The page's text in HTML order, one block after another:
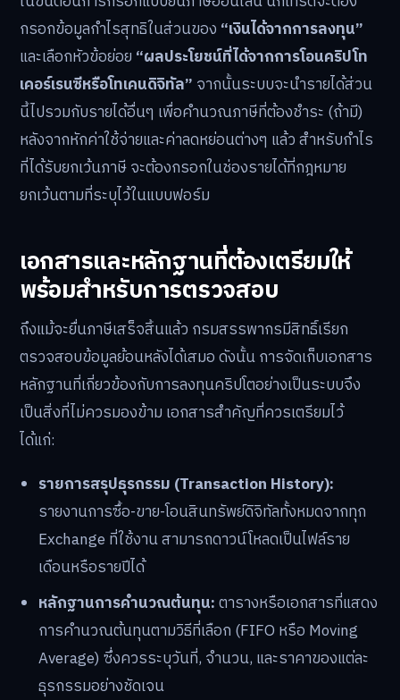
กรอกข้อมูลกำไรสุทธิในส่วนของ “เงินได้จากการลงทุน”
และเลือกหัวข้อย่อย “ผลประโยชน์ที่ได้จากการโอนคริปโท
เคอร์เรนซีหรือโทเคนดิจิทัล” จากนั้นระบบจะนำรายได้ส่วน
นี้ไปรวมกับรายได้อื่นๆ เพื่อคำนวณภาษีที่ต้องชำระ (ถ้ามี)
หลังจากหักค่าใช้จ่ายและค่าลดหย่อนต่างๆ แล้ว สำหรับกำไร
ที่ได้รับยกเว้นภาษี จะต้องกรอกในช่องรายได้ที่กฎหมาย
ยกเว้นตามที่ระบุไว้ในแบบฟอร์ม
เอกสารและหลักฐานที่ต้องเตรียมให้
พร้อมสำหรับการตรวจสอบ
ถึงแม้จะยื่นภาษีเสร็จสิ้นแล้ว กรมสรรพากรมีสิทธิ์เรียก
ตรวจสอบข้อมูลย้อนหลังได้เสมอ ดังนั้น การจัดเก็บเอกสาร
หลักฐานที่เกี่ยวข้องกับการลงทุนคริปโตอย่างเป็นระบบจึง
เป็นสิ่งที่ไม่ควรมองข้าม เอกสารสำคัญที่ควรเตรียมไว้
ได้แก่:
รายการสรุปธุรกรรม (Transaction History):
รายงานการซื้อ-ขาย-โอนสินทรัพย์ดิจิทัลทั้งหมดจากทุก
Exchange ที่ใช้งาน สามารถดาวน์โหลดเป็นไฟล์ราย
เดือนหรือรายปีได้
หลักฐานการคำนวณต้นทุน:ตารางหรือเอกสารที่แสดง
การคำนวณต้นทุนตามวิธีที่เลือก (FIFO หรือ Moving
Average) ซึ่งควรระบุวันที่, จำนวน, และราคาของแต่ละ
ธุรกรรมอย่างชัดเจน